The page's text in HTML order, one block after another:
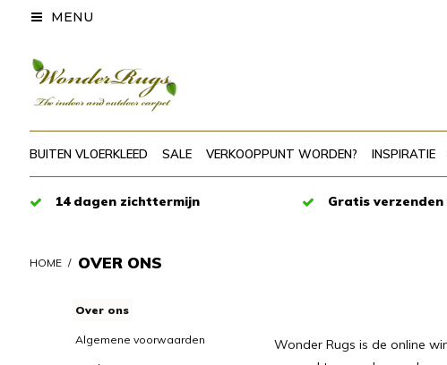
MENU
BUITEN VLOERKLEED SALE VERKOOPPUNT WORDEN? INSPIRATIE
14 dagen zichttermijn Gratis verzenden
HOME / OVER ONS
Over ons
Algemene voorwaarden
Wonder Rugs is de online